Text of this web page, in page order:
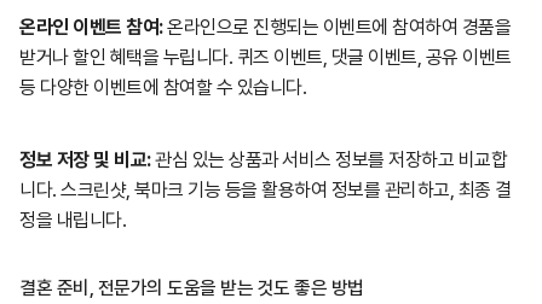
온라인 이벤트 참여:온라인으로 진행되는 이벤트에 참여하여 경품을
받거나 할인 혜택을 누립니다. 퀴즈 이벤트, 댓글 이벤트, 공유 이벤트
등 다양한 이벤트에 참여할 수 있습니다.
정보 저장 및 비교:관심 있는 상품과 서비스 정보를 저장하고 비교합
니다. 스크린샷, 북마크 기능 등을 활용하여 정보를 관리하고, 최종 결
정을 내립니다.
결혼 준비, 전문가의 도움을 받는 것도 좋은 방법